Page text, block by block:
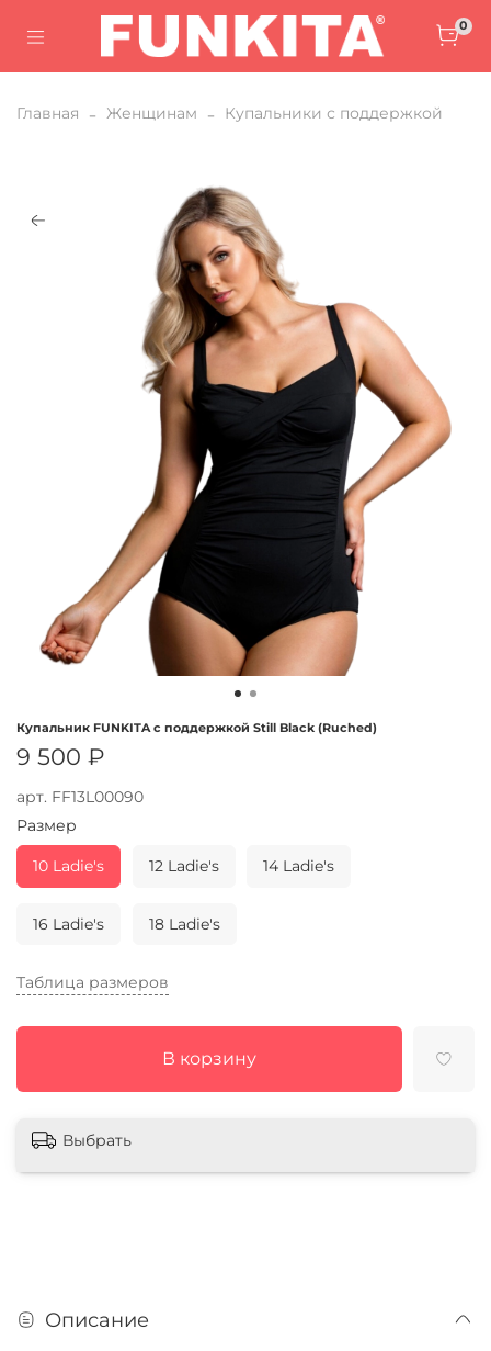
0
Главная Женщинам Купальники с поддержкой
арт. FF13L00090
Купальник FUNKITA с поддержкой Still Black (Ruched)
9 500 ₽
Таблица размеров
В корзину
Размер
10 Ladie's 12 Ladie's 14 Ladie's
16 Ladie's 18 Ladie's
Выбрать
Описание